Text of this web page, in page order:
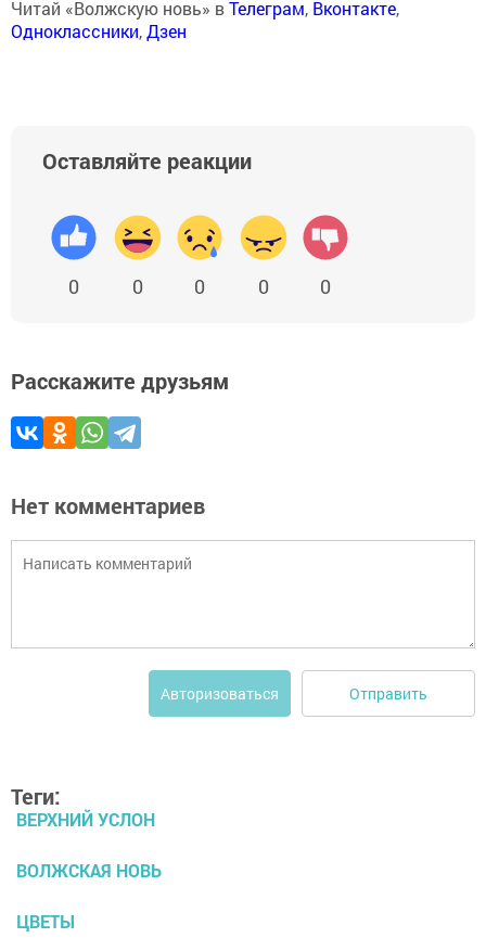
Читай «Волжскую новь» вТелеграм, Вконтакте,
Одноклассники,Дзен
Оставляйте реакции
0 0 0 0 0
Расскажите друзьям
Нет комментариев
Авторизоваться Отправить
Теги:
ВЕРХНИЙ УСЛОН
ВОЛЖСКАЯ НОВЬ
ЦВЕТЫ